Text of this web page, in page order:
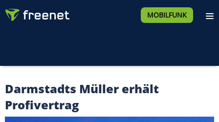
MOBILFUNK
Darmstadts Müller erhält
Profivertrag